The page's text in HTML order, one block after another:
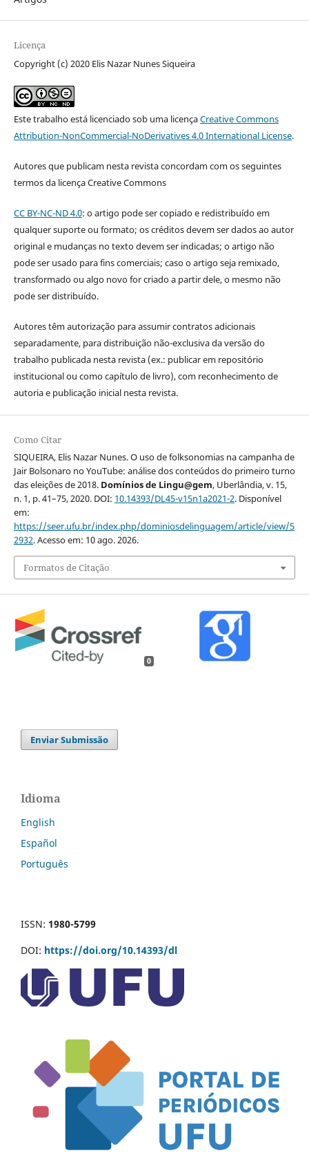
Licença
Copyright (c) 2020 Elis Nazar Nunes Siqueira
Este trabalho está licenciado sob uma licençaCreative Commons
Attribution-NonCommercial-NoDerivatives 4.0 International License.
Autores que publicam nesta revista concordam com os seguintes
termos da licença Creative Commons
CC BY-NC-ND 4.0: o artigo pode ser copiado e redistribuído em
qualquer suporte ou formato; os créditos devem ser dados ao autor
original e mudanças no texto devem ser indicadas; o artigo não
pode ser usado para fins comerciais; caso o artigo seja remixado,
transformado ou algo novo for criado a partir dele, o mesmo não
pode ser distribuído.
Autores têm autorização para assumir contratos adicionais
separadamente, para distribuição não-exclusiva da versão do
trabalho publicada nesta revista (ex.: publicar em repositório
institucional ou como capítulo de livro), com reconhecimento de
autoria e publicação inicial nesta revista.
Como Citar
SIQUEIRA, Elis Nazar Nunes. O uso de folksonomias na campanha de
Jair Bolsonaro no YouTube: análise dos conteúdos do primeiro turno
das eleições de 2018. Domínios de Lingu@gem, Uberlândia, v. 15,
n. 1, p. 41–75, 2020. DOI: 10.14393/DL45-v15n1a2021-2. Disponível
em:
https://seer.ufu.br/index.php/dominiosdelinguagem/article/view/5
2932. Acesso em: 10 ago. 2026.
Formatos de Citação
0
Enviar Submissão
Idioma
English
Español
Português
ISSN: 1980-5799
DOI: https://doi.org/10.14393/dl